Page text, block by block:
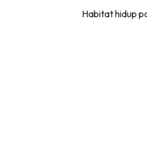
Habitat hidup